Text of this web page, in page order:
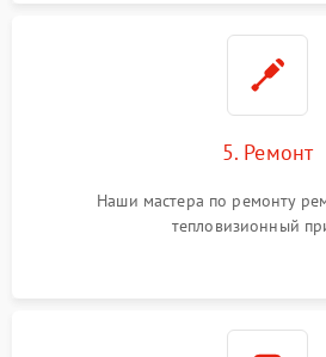
5. Ремонт
Наши мастера по ремонту
тепловизионный